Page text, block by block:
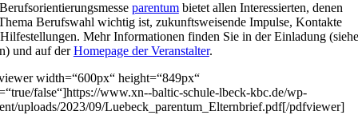
parentumbietet allen Interessierten, denen
Berufswahl wichtig ist, zukunftsweisende Impulse, Kontakte
Mehr Informationen finden Sie in der Einladung (siehe
und auf derHomepage der Veranstalter.
width=“600px“ height=“849px“
false“]https://www.xn--baltic-schule-lbeck-kbc.de/wp-
uploads/2023/09/Luebeck_parentum_Elternbrief.pdf[/pdfviewer]